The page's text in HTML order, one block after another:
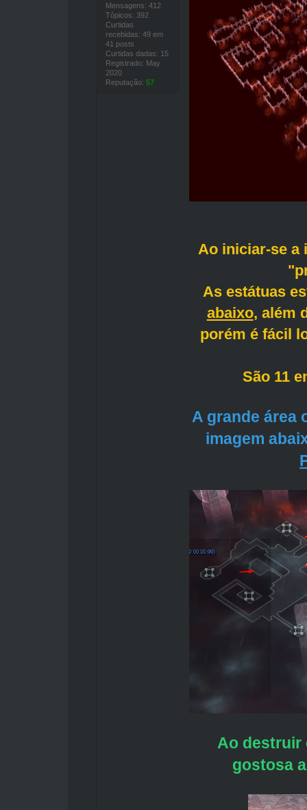
Mensagens: 412
Tópicos: 392
Curtidas
recebidas: 49 em
41 posts
Curtidas dadas: 15
Registrado: May
2020
Reputação:57
Ao iniciar-se a
As estátuas
abaixo, além
porém é fácil
São 11
A grande área
imagem
Ao destruir
gostosa